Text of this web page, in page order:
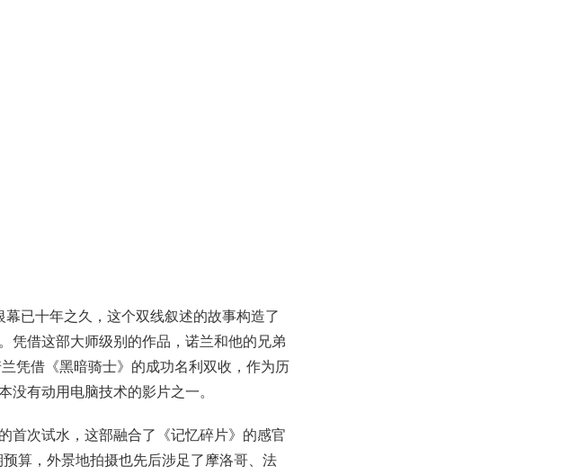
已十年之久，这个双线叙述的故事构造了
凭借这部大师级别的作品，诺兰和他的兄弟
凭借《黑暗骑士》的成功名利双收，作为历
没有动用电脑技术的影片之一。
首次试水，这部融合了《记忆碎片》的感官
算，外景地拍摄也先后涉足了摩洛哥、法